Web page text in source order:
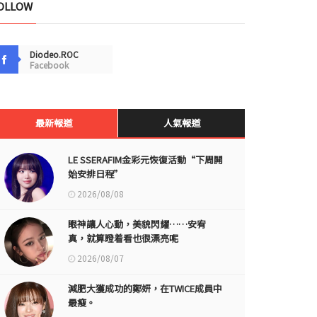
Diodeo.ROC
Facebook
最新報道 人氣報道
LE SSERAFIM金彩元恢復活動“下周開
始安排日程”
2026/08/08
眼神讓人心動，美貌閃耀……安宥
真，就算瞪着看也很漂亮呢
2026/08/07
減肥大獲成功的鄭妍，在TWICE成員中
最瘦。